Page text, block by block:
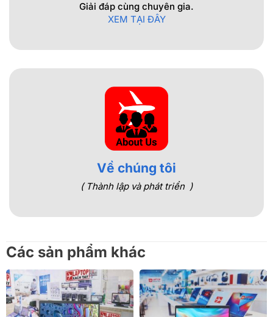
Giải đáp cùng chuyên gia.
XEM TẠI ĐÂY
Về chúng tôi
( Thành lập và phát triển )
Các sản phẩm khác